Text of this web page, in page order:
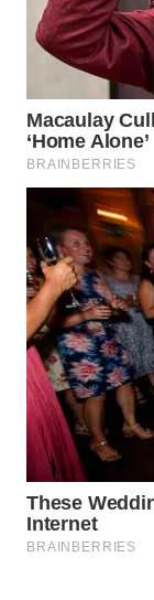
WAHANA
INFRASTRUKTUR
WAHANA
KONSUMEN
WAHANA
LISTRIK
WAHANA
TRAVEL
WAHANA
TV
WAHANANEWS
ID
WAHANANEWS
CO ID